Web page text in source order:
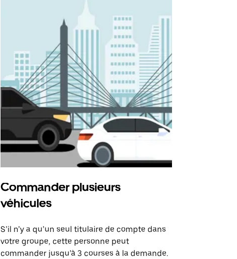
Commander plusieurs
véhicules
S’il n’y a qu’un seul titulaire de compte dans
votre groupe, cette personne peut
commander jusqu’à 3 courses à la demande.